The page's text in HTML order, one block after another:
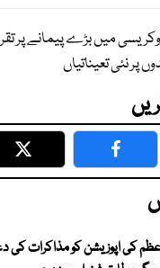
میں بڑے پیمانے پر
پر نئی تعیناتیاں
Twitter
کی اپوزیشن کو مذاکرات کی